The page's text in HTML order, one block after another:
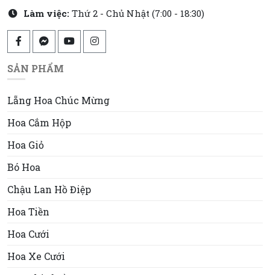
Làm việc: Thứ 2 - Chủ Nhật (7:00 - 18:30)
SẢN PHẨM
Lẵng Hoa Chúc Mừng
Hoa Cắm Hộp
Hoa Giỏ
Bó Hoa
Chậu Lan Hồ Điệp
Hoa Tiền
Hoa Cưới
Hoa Xe Cưới